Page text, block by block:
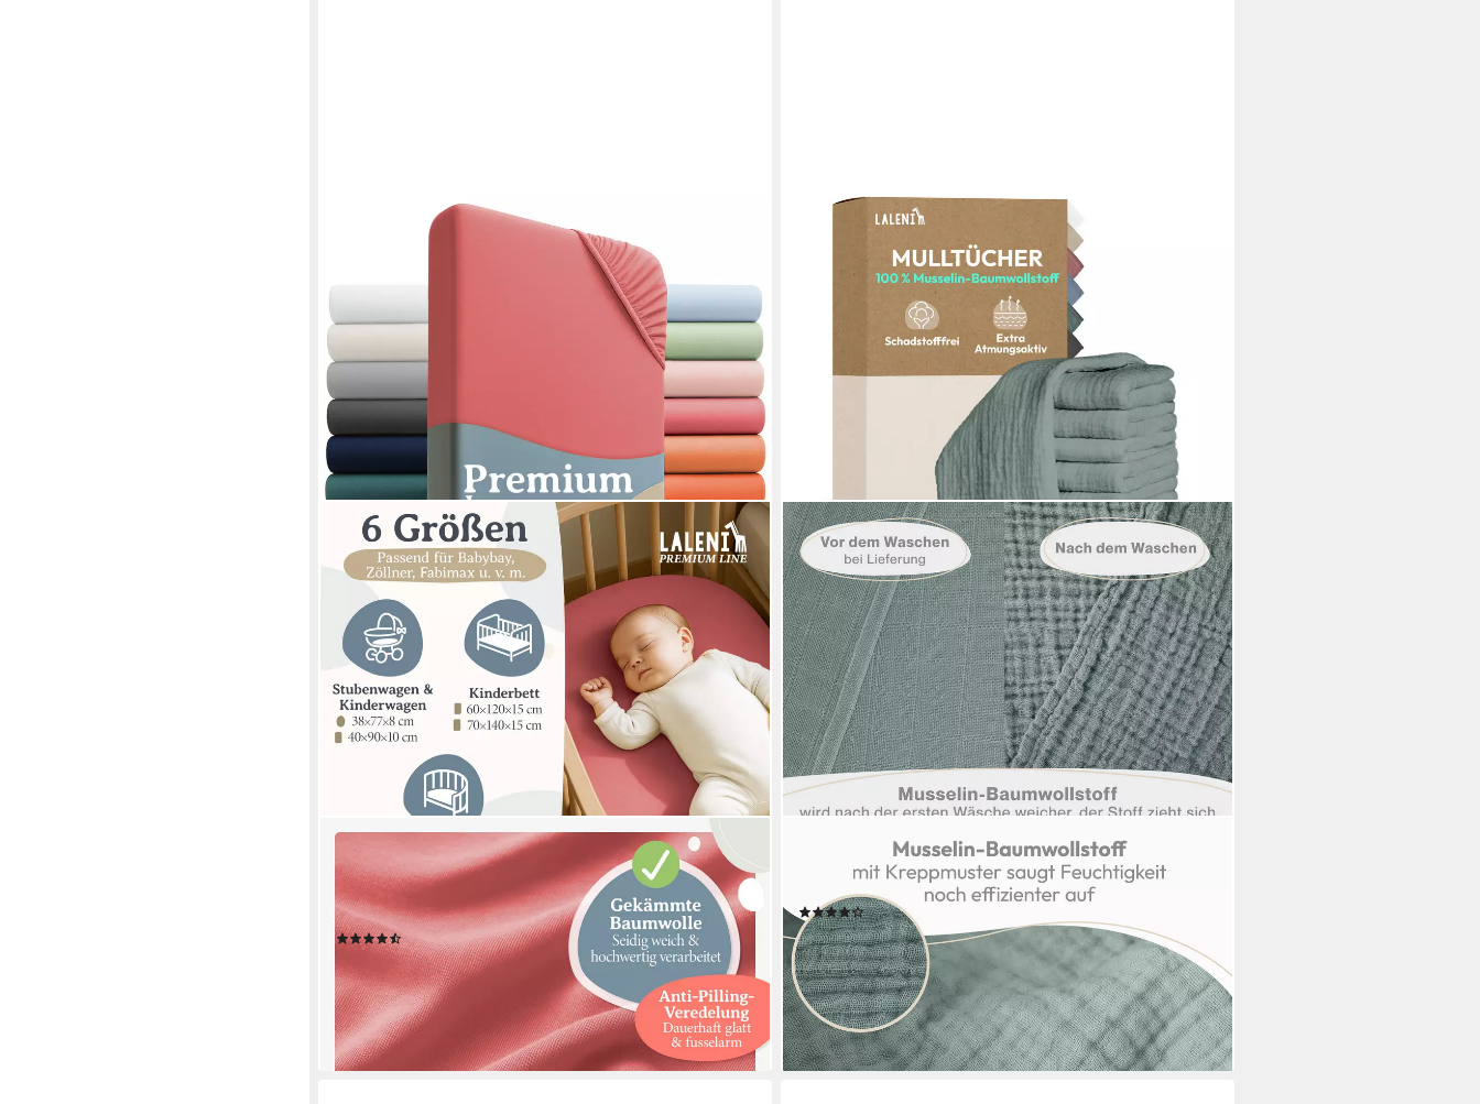
Spannbettlaken Premium für Beistellbett - Atmungsaktives
Spannbetttuch, Gummizug: rundum, (1 Stück), 100%
Baumwolle (150 g/m)
(37)
ab 6,49 € UVP8,99 €
-28%
lieferbar - in 2-3 Werktagen bei dir
Spucktuch Spucktücher Baby aus Reiner Baumwolle in
70x70, (5-tlg), OEKO-TEX Zertifizierte Mulltücher
(34)
ab 12,99 € UVP16,99 €
-24%
lieferbar - in 2-3 Werktagen bei dir